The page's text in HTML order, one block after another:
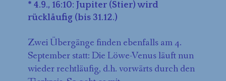
* 4.9., 16:10: Jupiter (Stier) wird
rückläufig (bis 31.12.)
Zwei Übergänge finden ebenfalls am 4.
September statt: Die Löwe-Venus läuft nun
wieder rechtläufig, d.h. vorwärts durch den